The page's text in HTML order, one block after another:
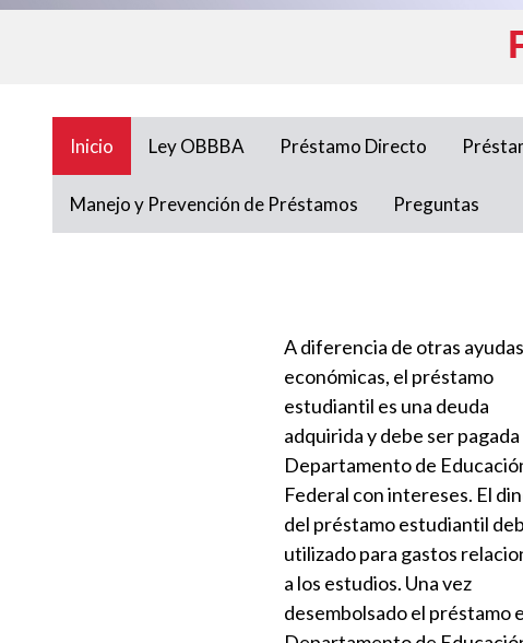
Inicio Ley OBBBA Préstamo Directo
Manejo y Prevención de Préstamos Preguntas
A diferencia de otras ayudas
económicas, el préstamo
estudiantil es una deuda
adquirida y debe ser pagada
Departamento de
Federal con intereses. El
del préstamo estudiantil
utilizado para gastos
a los estudios. Una vez
desembolsado el préstamo